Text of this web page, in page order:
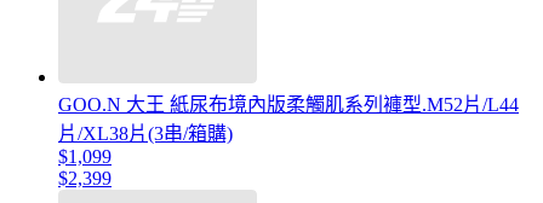
GOO.N 大王 紙尿布境內版柔觸肌系列褲型.M52片/L44
片/XL38片(3串/箱購)
$1,099
$2,399